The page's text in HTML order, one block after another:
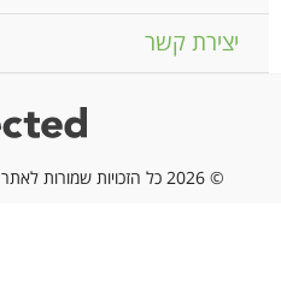
יצירת קשר
© 2026 כל הזכויות שמורות לאתר ארונות פור יו - ארונות אמבטיה